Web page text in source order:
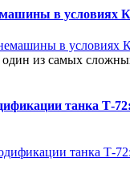
в условиях
из самых
танка Т-